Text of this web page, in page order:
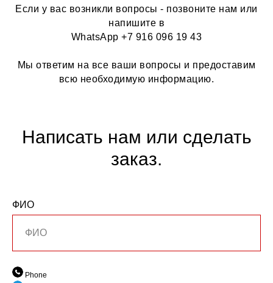
Если у вас возникли вопросы - позвоните нам или
напишите в
WhatsApp +7 916 096 19 43
Мы ответим на все ваши вопросы и предоставим
всю необходимую информацию.
Написать нам или сделать
заказ.
ФИО
Phone